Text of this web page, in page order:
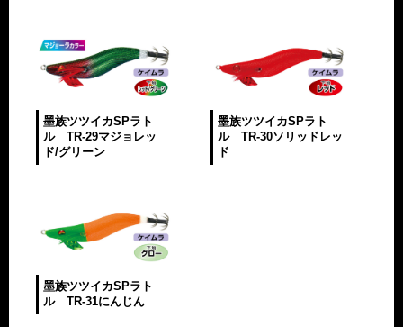
墨族ツツイカSPラト
ル TR-29マジョレッ
ド/グリーン
墨族ツツイカSPラト
ル TR-30ソリッドレッ
ド
墨族ツツイカSPラト
ル TR-31にんじん